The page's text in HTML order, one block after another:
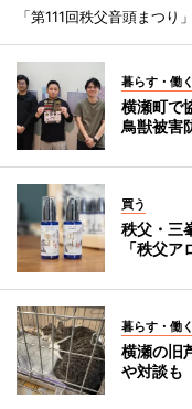
「第111回秩父音頭まつり
暮らす・働く
横瀬町で
鳥獣被害
買う
秩父・三
「秩父
暮らす・働く
横瀬の旧
や対談も